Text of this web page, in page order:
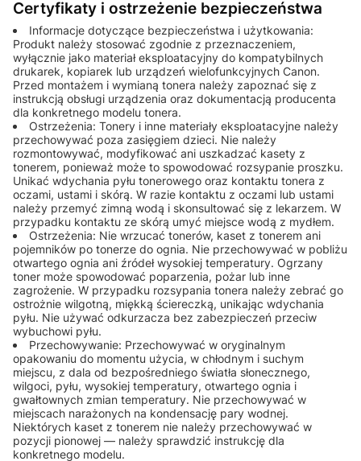
Certyfikaty i ostrzeżenie bezpieczeństwa
Informacje dotyczące bezpieczeństwa i użytkowania:
Produkt należy stosować zgodnie z przeznaczeniem,
wyłącznie jako materiał eksploatacyjny do kompatybilnych
drukarek, kopiarek lub urządzeń wielofunkcyjnych Canon.
Przed montażem i wymianą tonera należy zapoznać się z
instrukcją obsługi urządzenia oraz dokumentacją producenta
dla konkretnego modelu tonera.
Ostrzeżenia: Tonery i inne materiały eksploatacyjne należy
przechowywać poza zasięgiem dzieci. Nie należy
rozmontowywać, modyfikować ani uszkadzać kasety z
tonerem, ponieważ może to spowodować rozsypanie proszku.
Unikać wdychania pyłu tonerowego oraz kontaktu tonera z
oczami, ustami i skórą. W razie kontaktu z oczami lub ustami
należy przemyć zimną wodą i skonsultować się z lekarzem. W
przypadku kontaktu ze skórą umyć miejsce wodą z mydłem.
Ostrzeżenia: Nie wrzucać tonerów, kaset z tonerem ani
pojemników po tonerze do ognia. Nie przechowywać w pobliżu
otwartego ognia ani źródeł wysokiej temperatury. Ogrzany
toner może spowodować poparzenia, pożar lub inne
zagrożenie. W przypadku rozsypania tonera należy zebrać go
ostrożnie wilgotną, miękką ściereczką, unikając wdychania
pyłu. Nie używać odkurzacza bez zabezpieczeń przeciw
wybuchowi pyłu.
Przechowywanie: Przechowywać w oryginalnym
opakowaniu do momentu użycia, w chłodnym i suchym
miejscu, z dala od bezpośredniego światła słonecznego,
wilgoci, pyłu, wysokiej temperatury, otwartego ognia i
gwałtownych zmian temperatury. Nie przechowywać w
miejscach narażonych na kondensację pary wodnej.
Niektórych kaset z tonerem nie należy przechowywać w
pozycji pionowej — należy sprawdzić instrukcję dla
konkretnego modelu.